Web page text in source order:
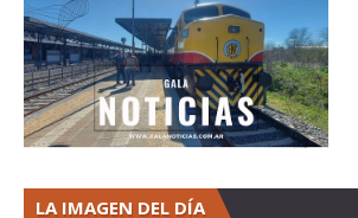
LA IMAGEN DEL DÍA